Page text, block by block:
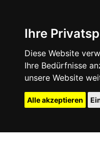
Ihre
Diese Website
Ihre Bedürfnisse
unsere Website
Alle akzeptieren